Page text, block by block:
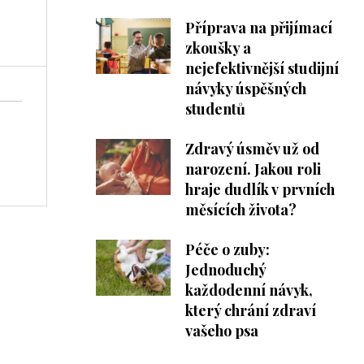
Příprava na přijímací
zkoušky a
nejefektivnější studijní
návyky úspěšných
studentů
Zdravý úsměv už od
narození. Jakou roli
hraje dudlík v prvních
měsících života?
Péče o zuby:
Jednoduchý
každodenní návyk,
který chrání zdraví
vašeho psa